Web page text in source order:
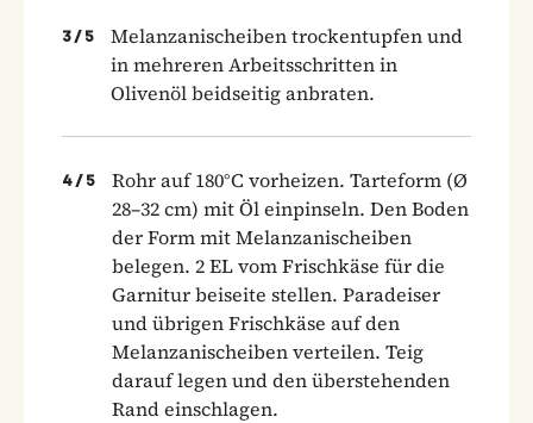
3 / 5
Melanzanischeiben trockentupfen und
in mehreren Arbeitsschritten in
Olivenöl beidseitig anbraten.
4 / 5
Rohr auf 180°C vorheizen. Tarteform (Ø
28–32 cm) mit Öl einpinseln. Den Boden
der Form mit Melanzanischeiben
belegen. 2 EL vom Frischkäse für die
Garnitur beiseite stellen. Paradeiser
und übrigen Frischkäse auf den
Melanzanischeiben verteilen. Teig
darauf legen und den überstehenden
Rand einschlagen.